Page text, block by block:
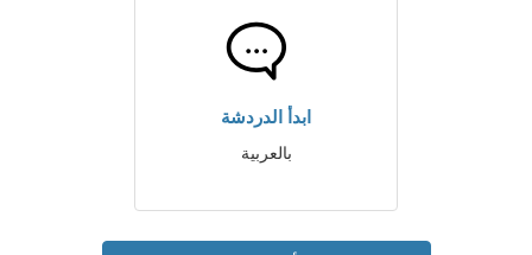
ابدأ الدردشة
بالعربية